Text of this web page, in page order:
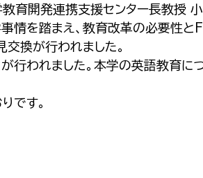
育開発連携支援センター長教授
事情を踏まえ、教育改革の必要性
交換が行われました。
行われました。本学の英語教育
です。